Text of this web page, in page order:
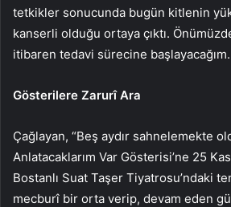
tetkikler sonucunda bugün kitlenin
kanserli olduğu ortaya çıktı.
itibaren tedavi sürecine başlayacağım.
Gösterilere Zarurî Ara
Çağlayan, “Beş aydır sahnelemekte
Anlatacaklarım Var Gösterisi’ne 25
Bostanlı Suat Taşer Tiyatrosu’ndaki
mecburî bir orta verip, devam eden